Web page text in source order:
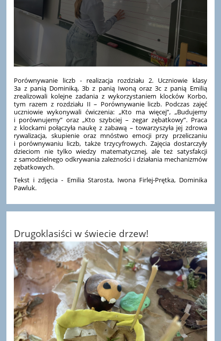
Porównywanie liczb - realizacja rozdziału 2. Uczniowie klasy
3a z panią Dominiką, 3b z panią Iwoną oraz 3c z panią Emilią
zrealizowali kolejne zadania z wykorzystaniem klocków Korbo,
tym razem z rozdziału II – Porównywanie liczb. Podczas zajęć
uczniowie wykonywali ćwiczenia: „Kto ma więcej”, „Budujemy
i porównujemy” oraz „Kto szybciej – zegar zębatkowy”. Praca
z klockami połączyła naukę z zabawą – towarzyszyła jej zdrowa
rywalizacja, skupienie oraz mnóstwo emocji przy przeliczaniu
i porównywaniu liczb, także trzycyfrowych. Zajęcia dostarczyły
dzieciom nie tylko wiedzy matematycznej, ale też satysfakcji
z samodzielnego odkrywania zależności i działania mechanizmów
zębatkowych.
Tekst i zdjęcia - Emilia Starosta, Iwona Firlej-Prętka, Dominika
Pawluk.
Drugoklasiści w świecie drzew!